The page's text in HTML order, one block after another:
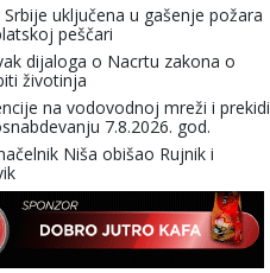
Srbije uključena u gašenje požara
peščari
dijaloga o Nacrtu zakona o
životinja
na vodovodnoj mreži i prekidi
7.8.2026. god.
Niša obišao Rujnik i